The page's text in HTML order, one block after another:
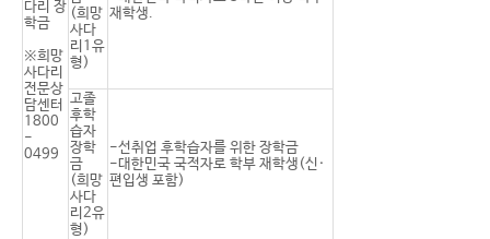
다리 장
학금
※희망
사다리
전문상
담센터
1800
-
0499
(희망
사다
리1유
형)
재학생.
고졸
후학
습자
장학
금
(희망
사다
리2유
형)
-선취업 후학습자를 위한 장학금
-대한민국 국적자로 학부 재학생(신·
편입생 포함)